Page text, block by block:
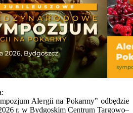
Alergii na Pokarmy” odbędzie
r. w Bydgoskim Centrum Targowo–